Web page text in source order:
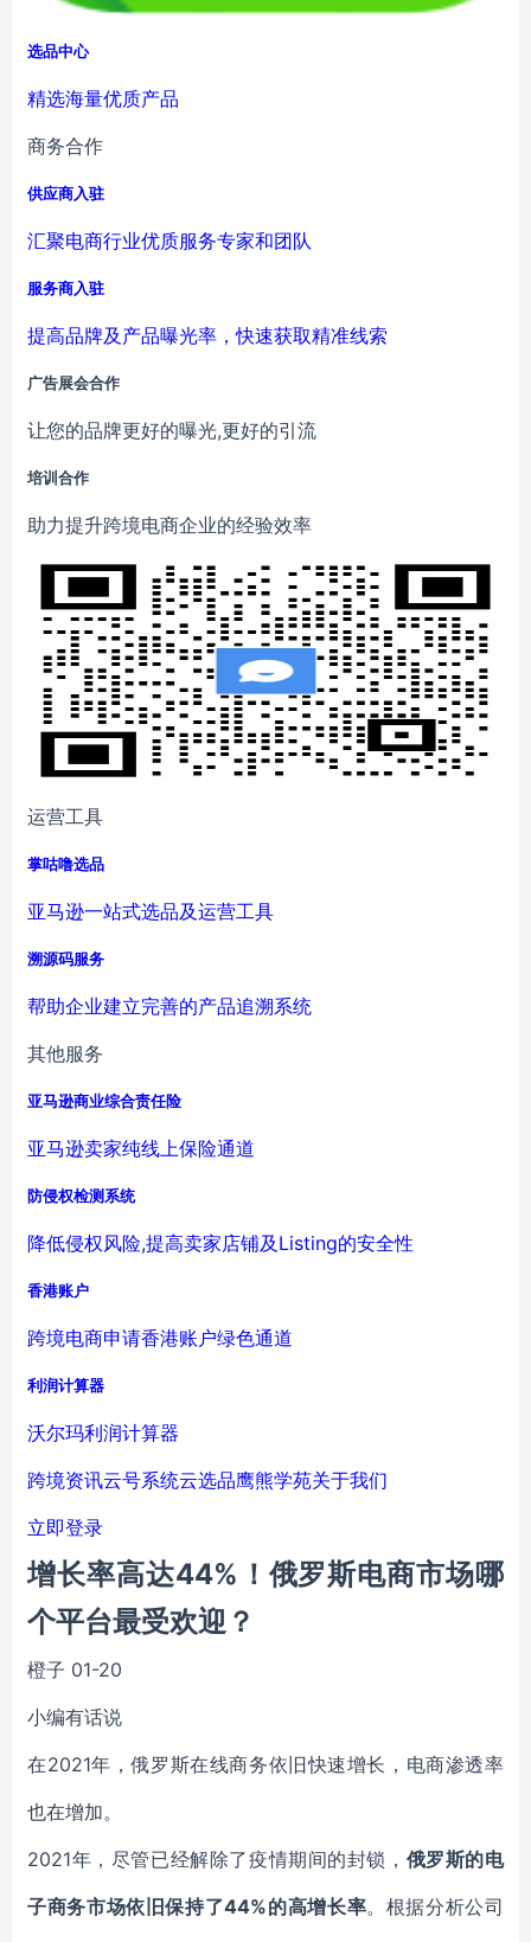
选品中心
精选海量优质产品
商务合作
供应商入驻
汇聚电商行业优质服务专家和团队
服务商入驻
提高品牌及产品曝光率，快速获取精准线索
广告展会合作
让您的品牌更好的曝光,更好的引流
培训合作
助力提升跨境电商企业的经验效率
运营工具
掌咕噜选品
亚马逊一站式选品及运营工具
溯源码服务
帮助企业建立完善的产品追溯系统
其他服务
亚马逊商业综合责任险
亚马逊卖家纯线上保险通道
防侵权检测系统
降低侵权风险,提高卖家店铺及Listing的安全性
香港账户
跨境电商申请香港账户绿色通道
利润计算器
沃尔玛利润计算器
跨境资讯云号系统云选品鹰熊学苑关于我们
立即登录
增长率高达44%！俄罗斯电商市场哪
个平台最受欢迎？
橙子 01-20
小编有话说
在2021年，俄罗斯在线商务依旧快速增长，电商渗透率
也在增加。
2021年，尽管已经解除了疫情期间的封锁， 俄罗斯的电
子商务市场依旧保持了44%的高增长率。根据分析公司